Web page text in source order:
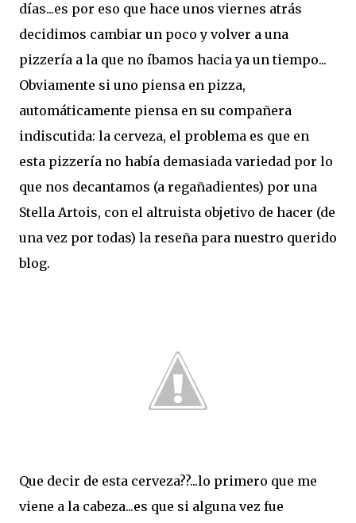
días...es por eso que hace unos viernes atrás
decidimos cambiar un poco y volver a una
pizzería a la que no íbamos hacia ya un tiempo...
Obviamente si uno piensa en pizza,
automáticamente piensa en su compañera
indiscutida: la cerveza, el problema es que en
esta pizzería no había demasiada variedad por lo
que nos decantamos (a regañadientes) por una
Stella Artois, con el altruista objetivo de hacer (de
una vez por todas) la reseña para nuestro querido
blog.
Que decir de esta cerveza??...lo primero que me
viene a la cabeza...es que si alguna vez fue